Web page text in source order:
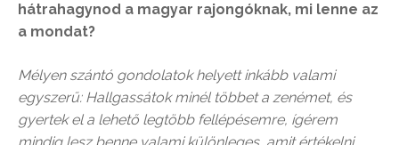
hátrahagynod a magyar rajongóknak, mi lenne az
a mondat?
Mélyen szántó gondolatok helyett inkább valami
egyszerű: Hallgassátok minél többet a zenémet, és
gyertek el a lehető legtöbb fellépésemre, ígérem